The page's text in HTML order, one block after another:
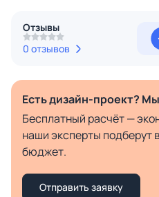
Отзывы
0 отзывов
Есть дизайн-проект?
Бесплатный расчёт —
наши эксперты подберут
бюджет.
Отправить заявку